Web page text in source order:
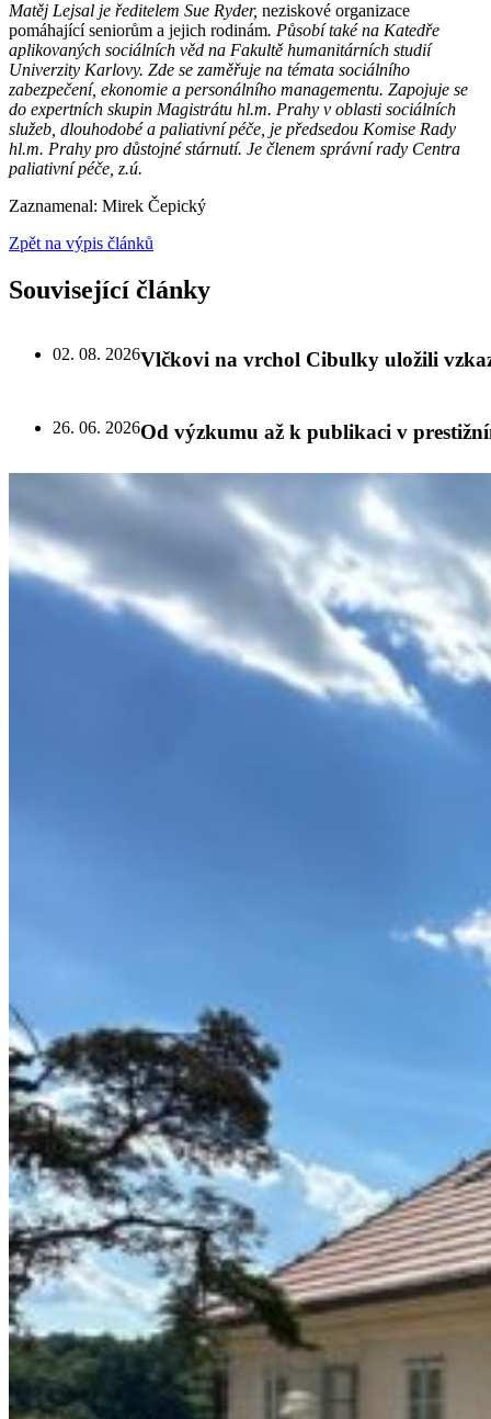
Matěj Lejsal je ředitelem Sue Ryder, neziskové organizace
pomáhající seniorům a jejich rodinám. Působí také na Katedře
aplikovaných sociálních věd na Fakultě humanitárních studií
Univerzity Karlovy. Zde se zaměřuje na témata sociálního
zabezpečení, ekonomie a personálního managementu. Zapojuje se
do expertních skupin Magistrátu hl.m. Prahy v oblasti sociálních
služeb, dlouhodobé a paliativní péče, je předsedou Komise Rady
hl.m. Prahy pro důstojné stárnutí. Je členem správní rady Centra
paliativní péče, z.ú.
Zaznamenal: Mirek Čepický
Zpět na výpis článků
Související články
02. 08. 2026Vlčkovi na vrchol Cibulky uložili
26. 06. 2026Od výzkumu až k publikaci v